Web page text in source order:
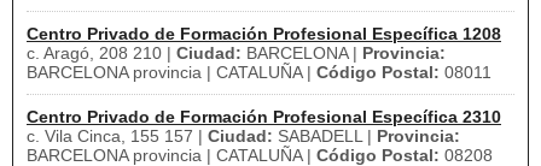
Centro Privado de Formación Profesional Específica 1208
c. Aragó, 208 210 | Ciudad: BARCELONA | Provincia:
BARCELONA provincia | CATALUÑA | Código Postal: 08011
Centro Privado de Formación Profesional Específica 2310
c. Vila Cinca, 155 157 | Ciudad: SABADELL | Provincia:
BARCELONA provincia | CATALUÑA | Código Postal: 08208